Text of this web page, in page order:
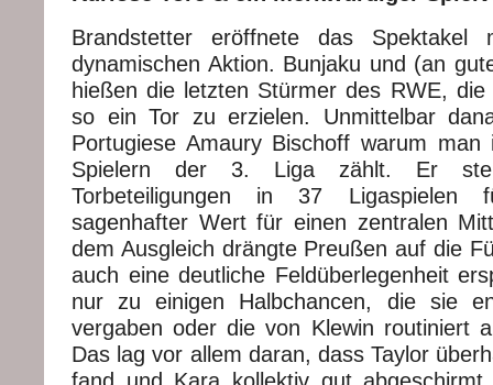
Brandstetter eröffnete das Spektakel
dynamischen Aktion. Bunjaku und (an
hießen die letzten Stürmer des RWE,
so ein Tor zu erzielen. Unmittelbar
Portugiese Amaury Bischoff warum
Spielern der 3. Liga zählt. Er
Torbeteiligungen in 37 Ligaspielen
sagenhafter Wert für einen zentralen
dem Ausgleich drängte Preußen auf die
auch eine deutliche Feldüberlegenheit
nur zu einigen Halbchancen, die sie
vergaben oder die von Klewin routiniert
Das lag vor allem daran, dass Taylor